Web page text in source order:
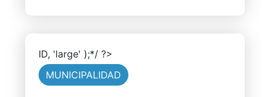
ID, 'large' );*/ ?>
MUNICIPALIDAD